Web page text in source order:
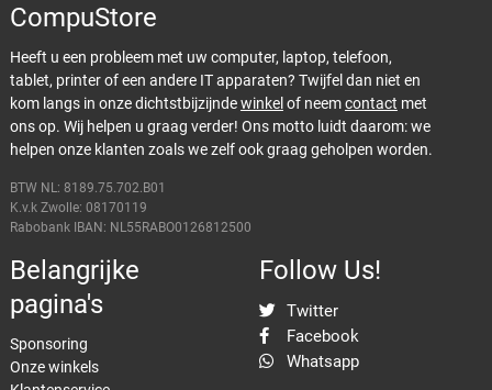
CompuStore
Heeft u een probleem met uw computer, laptop, telefoon,
tablet, printer of een andere IT apparaten? Twijfel dan niet en
kom langs in onze dichtstbijzijndewinkelof neemcontact met
ons op. Wij helpen u graag verder! Ons motto luidt daarom: we
helpen onze klanten zoals we zelf ook graag geholpen worden.
BTW NL: 8189.75.702.B01
K.v.k Zwolle: 08170119
Rabobank IBAN: NL55RABO0126812500
Belangrijke
pagina's
Sponsoring
Onze winkels
Follow Us!
Twitter
Facebook
Whatsapp